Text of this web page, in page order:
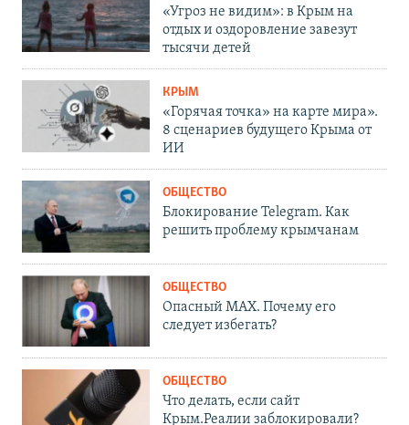
«Угроз не видим»: в Крым на
отдых и оздоровление завезут
тысячи детей
КРЫМ
«Горячая точка» на карте мира».
8 сценариев будущего Крыма от
ИИ
ОБЩЕСТВО
Блокирование Telegram. Как
решить проблему крымчанам
ОБЩЕСТВО
Опасный MAX. Почему его
следует избегать?
ОБЩЕСТВО
Что делать, если сайт
Крым.Реалии заблокировали?